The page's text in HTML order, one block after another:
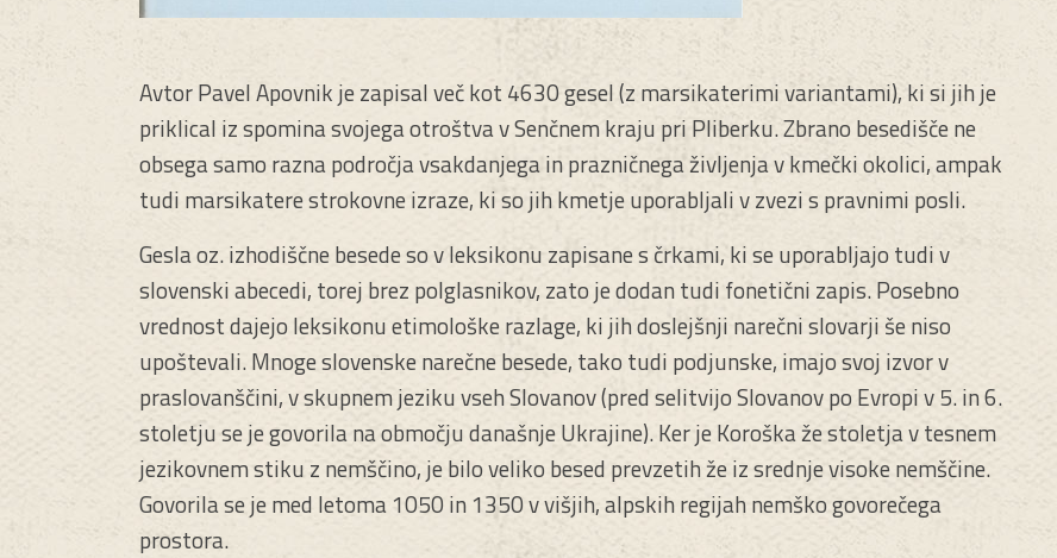
Avtor Pavel Apovnik je zapisal več kot 4630 gesel (z marsikaterimi variantami), ki si jih je
priklical iz spomina svojega otroštva v Senčnem kraju pri Pliberku. Zbrano besedišče ne
obsega samo razna področja vsakdanjega in prazničnega življenja v kmečki okolici, ampak
tudi marsikatere strokovne izraze, ki so jih kmetje uporabljali v zvezi s pravnimi posli.
Gesla oz. izhodiščne besede so v leksikonu zapisane s črkami, ki se uporabljajo tudi v
slovenski abecedi, torej brez polglasnikov, zato je dodan tudi fonetični zapis. Posebno
vrednost dajejo leksikonu etimološke razlage, ki jih doslejšnji narečni slovarji še niso
upoštevali. Mnoge slovenske narečne besede, tako tudi podjunske, imajo svoj izvor v
praslovanščini, v skupnem jeziku vseh Slovanov (pred selitvijo Slovanov po Evropi v 5. in 6.
stoletju se je govorila na območju današnje Ukrajine). Ker je Koroška že stoletja v tesnem
jezikovnem stiku z nemščino, je bilo veliko besed prevzetih že iz srednje visoke nemščine.
Govorila se je med letoma 1050 in 1350 v višjih, alpskih regijah nemško govorečega
prostora.